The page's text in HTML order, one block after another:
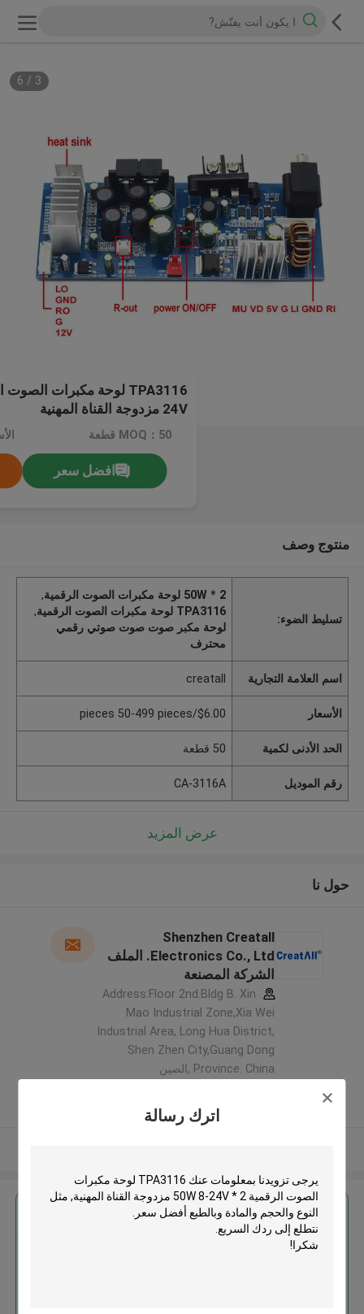
اترك رسالة
3
/
6
24V مزدوجة القناة المهنية
MOQ：50 قطعة
افضل سعر
منتوج وصف
تسليط الضوء:
2 * 50W لوحة مكبرات الصوت الرقمية
,
TPA3116 لوحة مكبرات الصوت الرقمية
,
لوحة مكبر صوت صوت صوتي رقمي
محترف
اسم العلامة التجارية creatall
الأسعار $6.00/pieces 50-499 pieces
الحد الأدنى لكمية 50 قطعة
رقم الموديل CA-3116A
عرض المزيد
حول نا
Shenzhen Creatall
Electronics Co., Ltd. الملف
الشركة المصنعة
Address:Floor 2nd.Bldg B. Xin
Mao Industrial Zone,Xia Wei
Industrial Area, Long Hua District,
Shen Zhen City,Guang Dong
Province. China ,الصين
يدقّق ممون
احصل على افضل سعر ل